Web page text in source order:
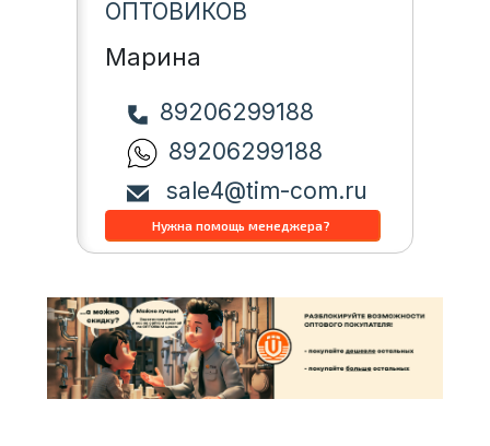
ОПТОВИКОВ
Марина
89206299188
89206299188
sale4@tim-com.ru